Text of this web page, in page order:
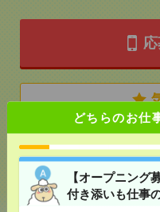
どちらのお仕
【オープニング
付き添いも仕事
メールで送る
シェア